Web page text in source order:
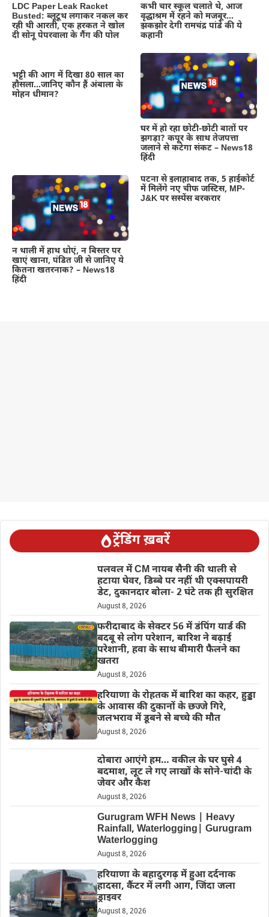
LDC Paper Leak Racket
Busted: ब्लूटूथ लगाकर नकल कर
रही थी आरती, एक हरकत ने खोल
दी सोनू पेपरवाला के गैंग की पोल
कभी चार स्कूल चलाते थे, आज
वृद्धाश्रम में रहने को मजबूर…
झकझोर देगी रामचंद्र पांडे की ये
कहानी
भट्टी की आग में दिखा 80 साल का
हौसला…जानिए कौन हैं अंबाला के
मोहन धीमान?
घर में हो रहा छोटी-छोटी बातों पर
झगड़ा? कपूर के साथ तेजपत्ता
जलाने से कटेगा संकट – News18
हिंदी
न थाली में हाथ धोएं, न बिस्तर पर
खाएं खाना, पंडित जी से जानिए ये
कितना खतरनाक? – News18
हिंदी
पटना से इलाहाबाद तक, 5 हाईकोर्ट
में मिलेंगे नए चीफ जस्टिस, MP-
J&K पर सस्पेंस बरकरार
ट्रेंडिंग ख़बरें
पलवल में CM नायब सैनी की थाली से
हटाया घेवर, डिब्बे पर नहीं थी एक्सपायरी
डेट, दुकानदार बोला- 2 घंटे तक ही सुरक्षित
August 8, 2026
फरीदाबाद के सेक्टर 56 में डंपिंग यार्ड की
बदबू से लोग परेशान, बारिश ने बढ़ाई
परेशानी, हवा के साथ बीमारी फैलने का
खतरा
August 8, 2026
हरियाणा के रोहतक में बारिश का कहर, हुड्डा
के आवास की दुकानों के छज्जे गिरे,
जलभराव में डूबने से बच्चे की मौत
August 8, 2026
दोबारा आएंगे हम… वकील के घर घुसे 4
बदमाश, लूट ले गए लाखों के सोने-चांदी के
जेवर और कैश
August 8, 2026
Gurugram WFH News | Heavy
Rainfall, Waterlogging| Gurugram
Waterlogging
August 8, 2026
हरियाणा के बहादुरगढ़ में हुआ दर्दनाक
हादसा, कैंटर में लगी आग, जिंदा जला
ड्राइवर
August 8, 2026